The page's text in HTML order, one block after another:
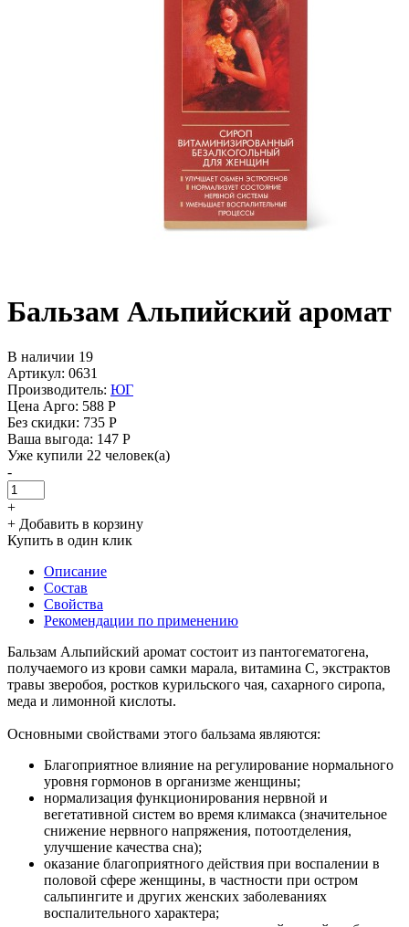
Бальзам Альпийский аромат
В наличии 19
Артикул: 0631
Производитель: ЮГ
Цена Арго: 588 Р
Без скидки: 735 Р
Ваша выгода: 147 Р
Уже купили 22 человек(а)
-
+
+ Добавить в корзину
Купить в один клик
Описание
Состав
Свойства
Рекомендации по применению
Бальзам Альпийский аромат состоит из пантогематогена,
получаемого из крови самки марала, витамина С, экстрактов
травы зверобоя, ростков курильского чая, сахарного сиропа,
меда и лимонной кислоты.
Основными свойствами этого бальзама являются:
Благоприятное влияние на регулирование нормального
уровня гормонов в организме женщины;
нормализация функционирования нервной и
вегетативной систем во время климакса (значительное
снижение нервного напряжения, потоотделения,
улучшение качества сна);
оказание благоприятного действия при воспалении в
половой сфере женщины, в частности при остром
сальпингите и других женских заболеваниях
воспалительного характера;